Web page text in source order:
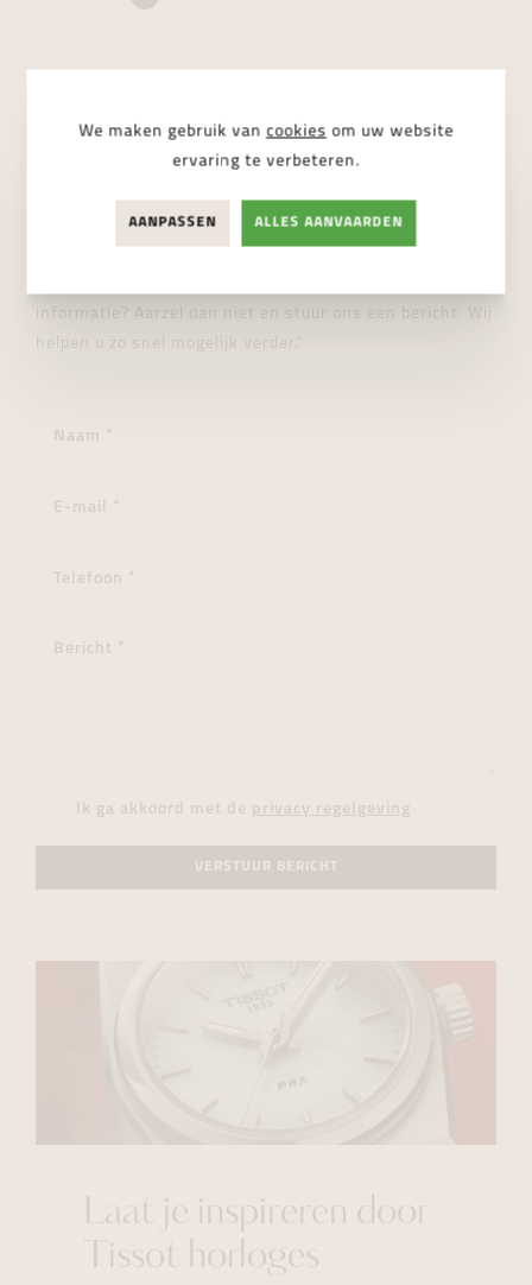
STUUR ONS EEN BERICHT
Wij helpen je graag verder!
informatie? Aarzel dan niet en stuur ons een bericht. Wij
helpen u zo snel mogelijk verder."
Ik ga akkoord met de privacy regelgeving
VERSTUUR BERICHT
Laat je inspireren door
Tissot horloges
We maken gebruik van cookies om uw website
ervaring te verbeteren.
AANPASSEN ALLES AANVAARDEN